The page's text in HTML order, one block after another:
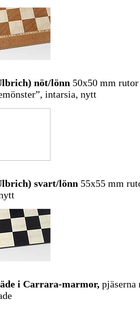
nöt/lönn 50x50 mm rutor
intarsia, nytt
svart/lönn 55x55 mm
i Carrara-marmor, pjäserna